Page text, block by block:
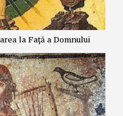
la Față a Domnului